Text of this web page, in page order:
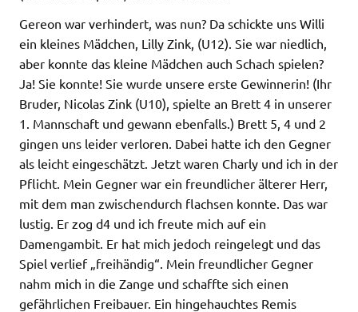
Gereon war verhindert, was nun? Da schickte uns Willi
ein kleines Mädchen, Lilly Zink, (U12). Sie war niedlich,
aber konnte das kleine Mädchen auch Schach spielen?
Ja! Sie konnte! Sie wurde unsere erste Gewinnerin! (Ihr
Bruder, Nicolas Zink (U10), spielte an Brett 4 in unserer
1. Mannschaft und gewann ebenfalls.) Brett 5, 4 und 2
gingen uns leider verloren. Dabei hatte ich den Gegner
als leicht eingeschätzt. Jetzt waren Charly und ich in der
Pflicht. Mein Gegner war ein freundlicher älterer Herr,
mit dem man zwischendurch flachsen konnte. Das war
lustig. Er zog d4 und ich freute mich auf ein
Damengambit. Er hat mich jedoch reingelegt und das
Spiel verlief „freihändig“. Mein freundlicher Gegner
nahm mich in die Zange und schaffte sich einen
gefährlichen Freibauer. Ein hingehauchtes Remis